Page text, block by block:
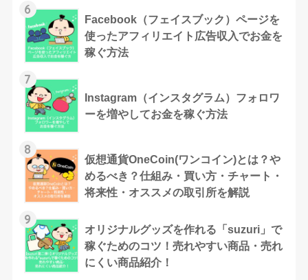
6
Facebook（フェイスブック）ページを
使ったアフィリエイト広告収入でお金を
稼ぐ方法
7
Instagram（インスタグラム）フォロワ
ーを増やしてお金を稼ぐ方法
8
仮想通貨OneCoin(ワンコイン)とは？や
めるべき？仕組み・買い方・チャート・
将来性・オススメの取引所を解説
9
オリジナルグッズを作れる「suzuri」で
稼ぐためのコツ！売れやすい商品・売れ
にくい商品紹介！